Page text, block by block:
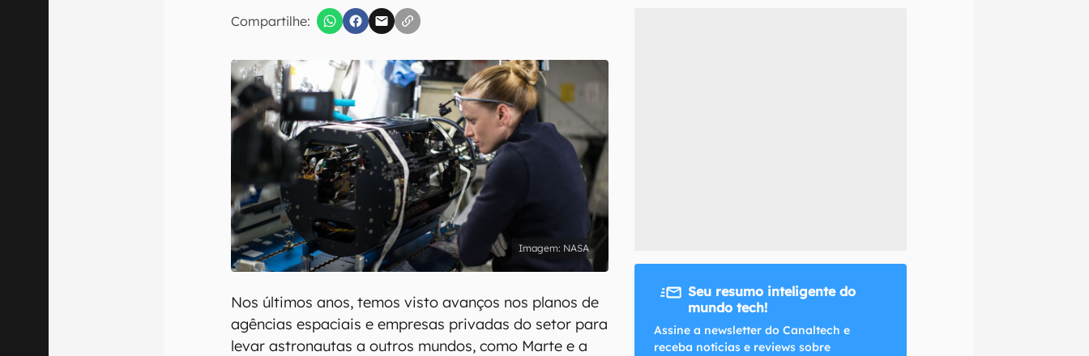
Compartilhe:
inscreva-se
Confirmo que li, aceito e concordo com os Termos de Uso e Política de Privacidade do Canaltech.
NASA
Nos últimos anos, temos visto avanços nos planos de
agências espaciais e empresas privadas do setor para
levar astronautas a outros mundos, como Marte e a
Seu resumo inteligente do
mundo tech!
Assine a newsletter do Canaltech e
receba notícias e reviews sobre